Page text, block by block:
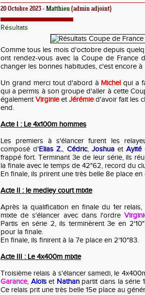
20 Octobre 2023 - Matthieu (admin adjoint)
Résultats
Comme tous les mois d'octobre depuis
ont rendez-vous avec la Coupe de France
changer les bonnes habitudes, c'est encore à
Un grand merci tout d'abord à Michelqui a
qui a permis à son groupe d'aller à cette
égalementVirginieetJérémied'avoir fait les
end.
Acte I : Le 4x100m hommes
Les premiers à s'élancer furent les
composé d'Elias Z., Cédric, Joshua etAyité
frappé fort. Terminant 3e de leur série, ils
la finale avec le temps de 42"62, record du
En finale, ils prirent une très belle 8e place en
Acte II : le medley court mixte
Après la qualification en finale du 1er
mixte de s'élancer avec dans l'ordre
Partis en série 2, ils terminèrent 3e en
pour la finale.
En finale, ils finirent à la 7e place en 2'10"83.
Acte III : Le 4x400m mixte
Troisième relais à s'élancer samedi, le
Garance, Aloïset Nathan partit dans la série
Ce relais prit une très belle 15e place au